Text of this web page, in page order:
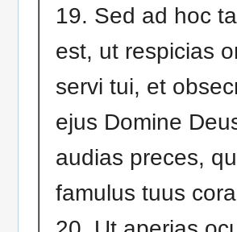
19. Sed ad hoc
est, ut respicias
servi tui, et
ejus Domine
audias preces,
famulus tuus